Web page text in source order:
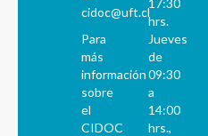
cidoc@uft.cl
Para
más
información
sobre
el
CIDOC
17:30
hrs.
Jueves
de
09:30
a
14:00
hrs.,